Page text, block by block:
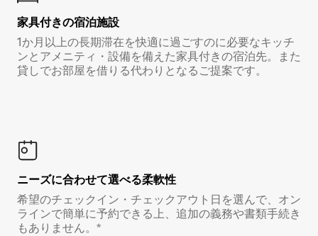
家具付き⁠の宿⁠泊⁠施⁠設
1か月以上の長期滞在を快適に過ごすのに必要なキッチ
ンとアメニティ・設備を備えた家具付きの宿泊先。また
貸しでお部屋を借りる代わりとなるご提案です。
ニーズに合わせて選べる柔軟性
希望のチェックイン・チェックアウト日を選んで、オン
ラインで簡単に予約できる上、追加の義務や書類手続き
もありません。*